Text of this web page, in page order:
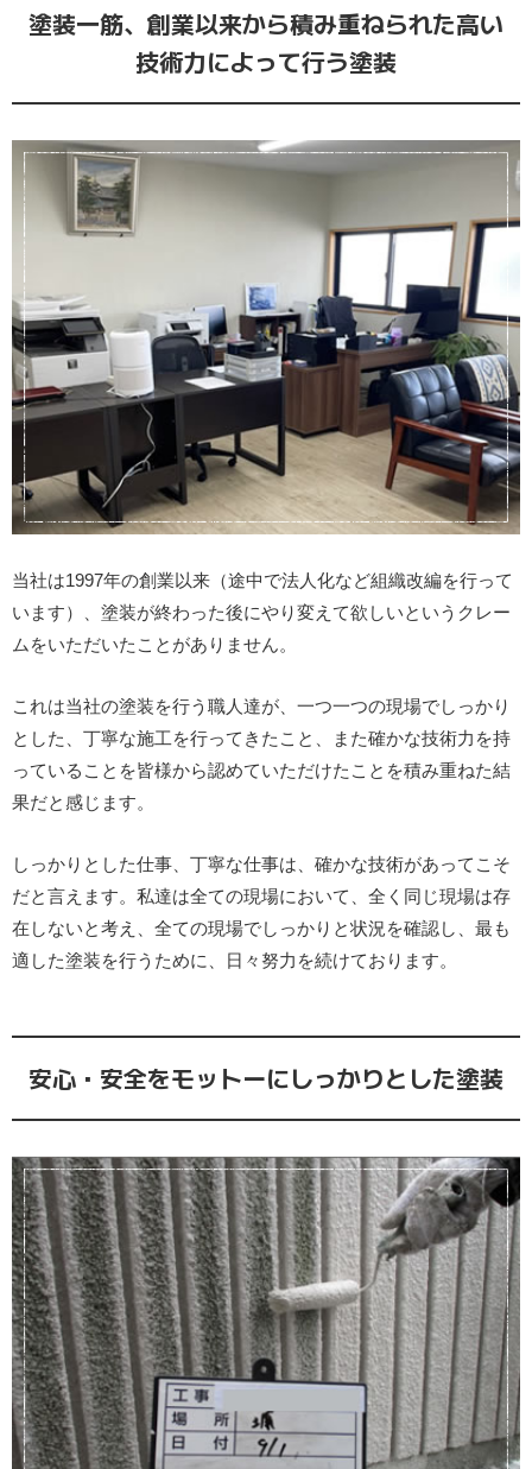
塗装一筋、創業以来から積み重ねられた高い
技術力によって行う塗装
当社は1997年の創業以来（途中で法人化など組織改編を行って
います）、塗装が終わった後にやり変えて欲しいというクレー
ムをいただいたことがありません。
これは当社の塗装を行う職人達が、一つ一つの現場でしっかり
とした、丁寧な施工を行ってきたこと、また確かな技術力を持
っていることを皆様から認めていただけたことを積み重ねた結
果だと感じます。
しっかりとした仕事、丁寧な仕事は、確かな技術があってこそ
だと言えます。私達は全ての現場において、全く同じ現場は存
在しないと考え、全ての現場でしっかりと状況を確認し、最も
適した塗装を行うために、日々努力を続けております。
安心・安全をモットーにしっかりとした塗装